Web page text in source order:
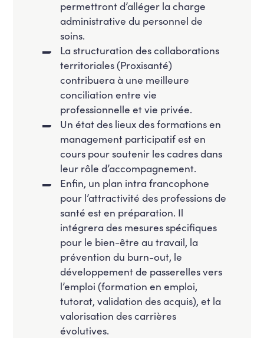
permettront d’alléger la charge
administrative du personnel de
soins.
La structuration des collaborations
territoriales (Proxisanté)
contribuera à une meilleure
conciliation entre vie
professionnelle et vie privée.
Un état des lieux des formations en
management participatif est en
cours pour soutenir les cadres dans
leur rôle d’accompagnement.
⁠Enfin, un plan intra francophone
pour l’attractivité des professions de
santé est en préparation. Il
intégrera des mesures spécifiques
pour le bien-être au travail, la
prévention du burn-out, le
développement de passerelles vers
l’emploi (formation en emploi,
tutorat, validation des acquis), et la
valorisation des carrières
évolutives.